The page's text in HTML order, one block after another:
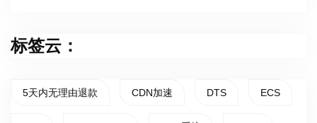
标签云：
5天内无理由退款 CDN加速 DTS ECS